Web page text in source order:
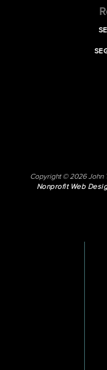
Copyright © 2026 John
Nonprofit Web